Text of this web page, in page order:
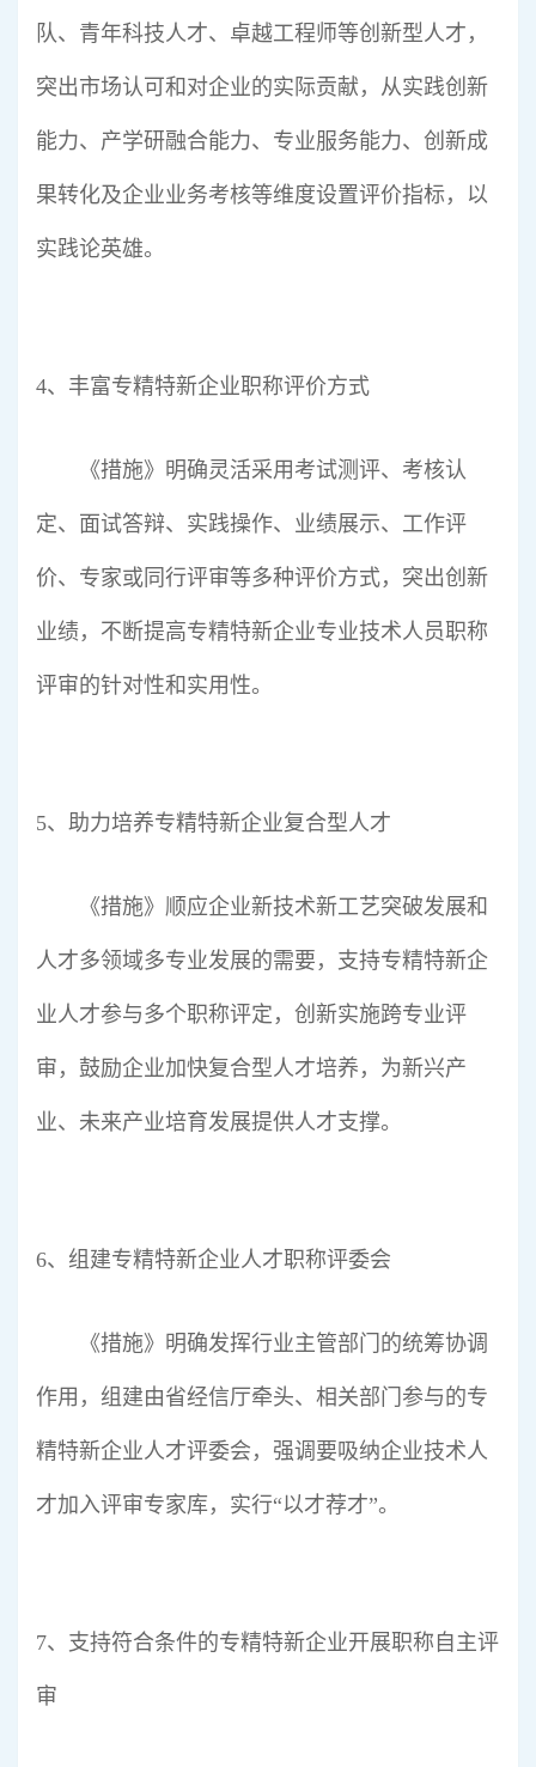
队、青年科技人才、卓越工程师等创新型人才，
突出市场认可和对企业的实际贡献，从实践创新
能力、产学研融合能力、专业服务能力、创新成
果转化及企业业务考核等维度设置评价指标，以
实践论英雄。
4、丰富专精特新企业职称评价方式
《措施》明确灵活采用考试测评、考核认
定、面试答辩、实践操作、业绩展示、工作评
价、专家或同行评审等多种评价方式，突出创新
业绩，不断提高专精特新企业专业技术人员职称
评审的针对性和实用性。
5、助力培养专精特新企业复合型人才
《措施》顺应企业新技术新工艺突破发展和
人才多领域多专业发展的需要，支持专精特新企
业人才参与多个职称评定，创新实施跨专业评
审，鼓励企业加快复合型人才培养，为新兴产
业、未来产业培育发展提供人才支撑。
6、组建专精特新企业人才职称评委会
《措施》明确发挥行业主管部门的统筹协调
作用，组建由省经信厅牵头、相关部门参与的专
精特新企业人才评委会，强调要吸纳企业技术人
才加入评审专家库，实行“以才荐才”。
7、支持符合条件的专精特新企业开展职称自主评
审